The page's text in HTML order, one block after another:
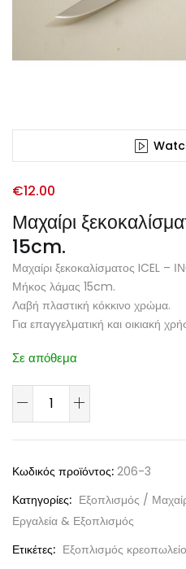
Μαχαίρι
15cm.
€12.00
Μαχαίρι ξεκοκαλίσματος ICEL –
Μήκος λάμας 15cm.
Λαβή πλαστική κόκκινο χρώμα.
Για επαγγελματική και οικιακή
Σε απόθεμα
Κωδικός προϊόντος: 206-3
Κατηγορίες: Εξοπλισμός /
Εργαλεία & Εξοπλισμός
Ετικέτες: Εξοπλισμός